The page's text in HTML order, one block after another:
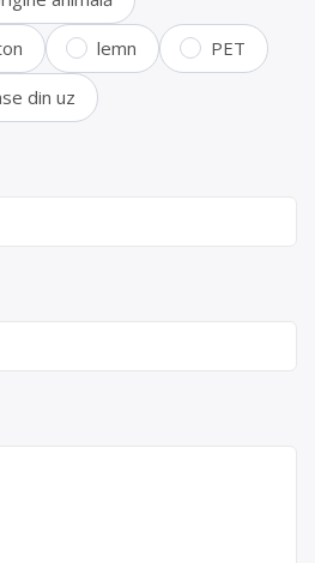
lemn PET
din uz